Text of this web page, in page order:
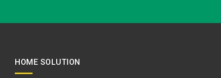
HOME SOLUTION